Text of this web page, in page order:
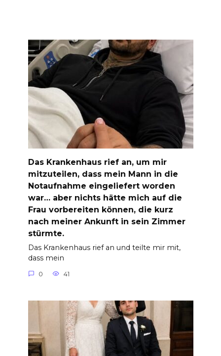
Das Krankenhaus rief an, um mir
mitzuteilen, dass mein Mann in die
Notaufnahme eingeliefert worden
war… aber nichts hätte mich auf die
Frau vorbereiten können, die kurz
nach meiner Ankunft in sein Zimmer
stürmte.
Das Krankenhaus rief an und teilte mir mit,
dass mein
0 41